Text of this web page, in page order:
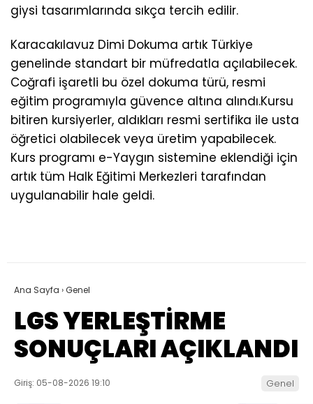
giysi tasarımlarında sıkça tercih edilir.
Karacakılavuz Dimi Dokuma artık Türkiye
genelinde standart bir müfredatla açılabilecek.
Coğrafi işaretli bu özel dokuma türü, resmi
eğitim programıyla güvence altına alındı.Kursu
bitiren kursiyerler, aldıkları resmi sertifika ile usta
öğretici olabilecek veya üretim yapabilecek.
Kurs programı e-Yaygın sistemine eklendiği için
artık tüm Halk Eğitimi Merkezleri tarafından
uygulanabilir hale geldi.
Ana Sayfa ›Genel
LGS YERLEŞTİRME
SONUÇLARI AÇIKLANDI
Giriş: 05-08-2026 19:10 Genel